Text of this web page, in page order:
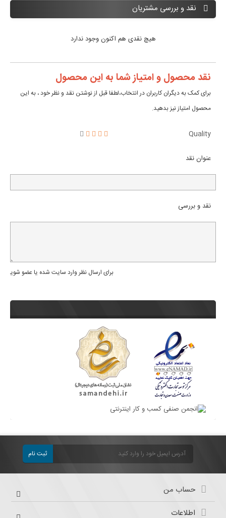
نقد و بررسی مشتریان
هیچ نقدی هم اکنون وجود ندارد
نقد محصول و امتیاز شما به این محصول
برای کمک به دیگران کاربران در انتخاب،لطفا قبل از نوشتن نقد و نظر خود ، به این
محصول امتیاز نیز بدهید.
Quality
عنوان نقد
نقد و بررسی
برای ارسال نظر وارد سایت شده یا عضو شوید
ثبت نام
حساب من
اطلاعات